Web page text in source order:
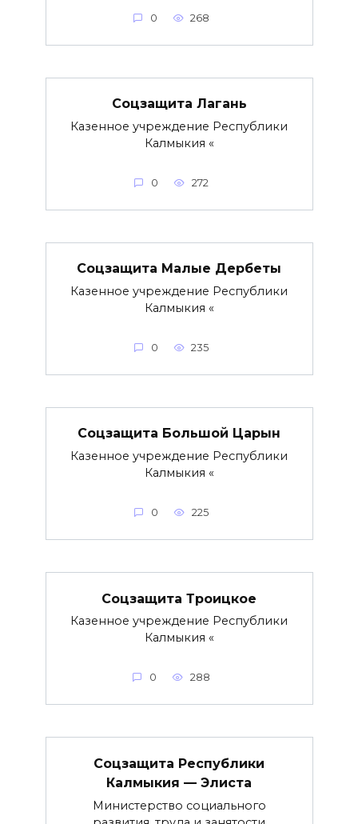
0 268
Соцзащита Лагань
Казенное учреждение Республики
Калмыкия «
0 272
Соцзащита Малые Дербеты
Казенное учреждение Республики
Калмыкия «
0 235
Соцзащита Большой Царын
Казенное учреждение Республики
Калмыкия «
0 225
Соцзащита Троицкое
Казенное учреждение Республики
Калмыкия «
0 288
Соцзащита Республики
Калмыкия — Элиста
Министерство социального